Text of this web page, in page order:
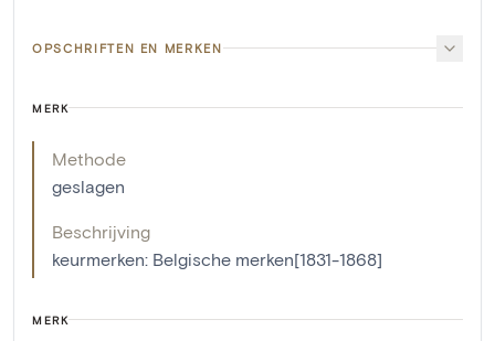
OPSCHRIFTEN EN MERKEN
MERK
Methode
geslagen
Beschrijving
keurmerken: Belgische merken[1831-1868]
MERK